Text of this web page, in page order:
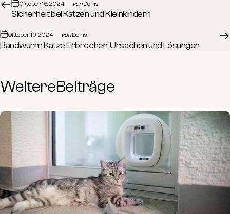
Oktober 16, 2024 vonDenis
Sicherheit bei Katzen und Kleinkindern
Oktober 19, 2024 vonDenis
Bandwurm Katze Erbrechen: Ursachen und Lösungen
WeitereBeiträge